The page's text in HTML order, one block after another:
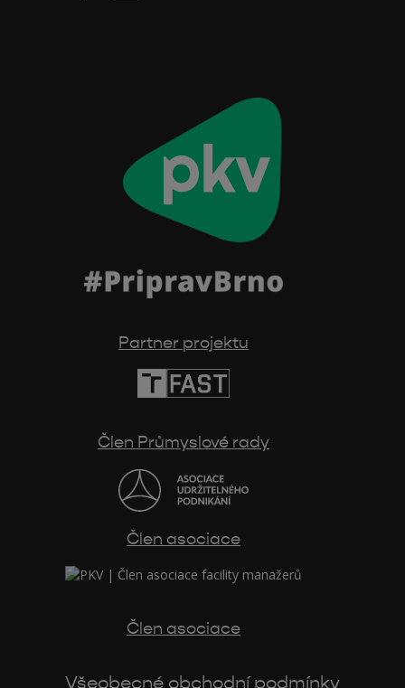
Partner projektu
Člen Průmyslové rady
Člen asociace
Člen asociace
Všeobecné obchodní podmínky